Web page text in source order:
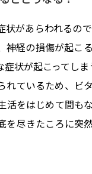
があらわれるの
経の損傷が起こ
状が起こってしま
ているため、ビ
をはじめて間も
尽きたころに突